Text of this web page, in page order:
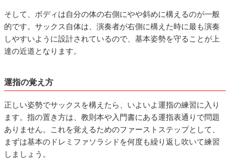
そして、ボディは自分の体の右側にやや斜めに構えるのが一般
的です。サックス自体は、演奏者が右側に構えた時に最も演奏
しやすいように設計されているので、基本姿勢を守ることが上
達の近道となります。
運指の覚え方
正しい姿勢でサックスを構えたら、いよいよ運指の練習に入り
ます。指の置き方は、教則本や入門書にある運指表通りで問題
ありません。これを覚えるためのファーストステップとして、
まずは基本のドレミファソラシドを何度も繰り返し吹いて練習
しましょう。